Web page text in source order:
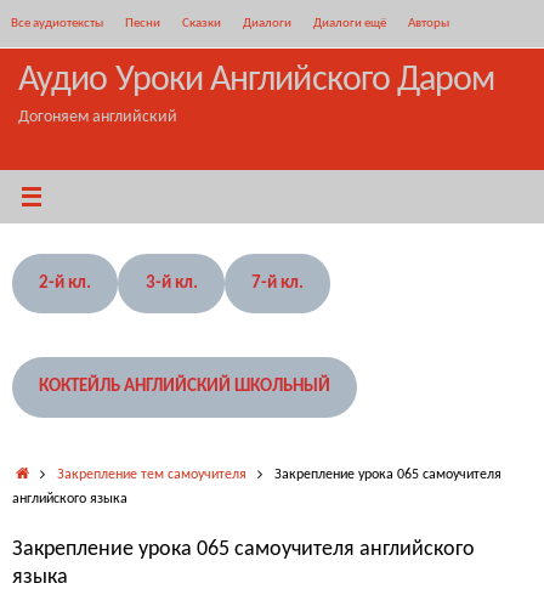
содержимому
Все аудиотексты Песни Сказки Диалоги Диалоги ещё Авторы
Аудио Уроки Английского Даром
Догоняем английский
2-й кл. 3-й кл. 7-й кл.
КОКТЕЙЛЬ АНГЛИЙСКИЙ ШКОЛЬНЫЙ
ГлавнаяЗакрепление тем самоучителя
Закрепление урока 065 самоучителя
английского языка
Закрепление урока 065 самоучителя английского
языка